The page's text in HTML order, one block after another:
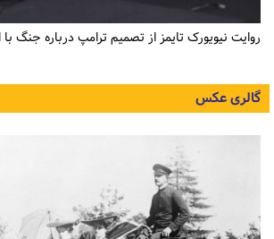
روایت نیویورک تایمز از تصمیم ترامپ درباره جنگ با
گالری عکس